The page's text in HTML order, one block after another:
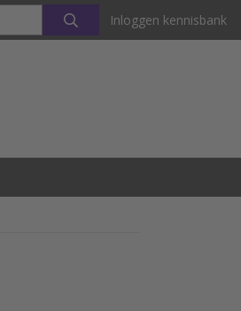
Inloggen kennisbank